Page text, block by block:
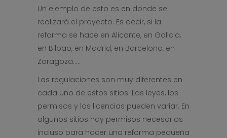
Un ejemplo de esto es en donde se
realizará el proyecto. Es decir, si la
reforma se hace en Alicante, en Galicia,
en Bilbao, en Madrid, en Barcelona, en
Zaragoza…..
Las regulaciones son muy diferentes en
cada uno de estos sitios. Las leyes, los
permisos y las licencias pueden variar. En
algunos sitios hay permisos necesarios
incluso para hacer una reforma pequeña